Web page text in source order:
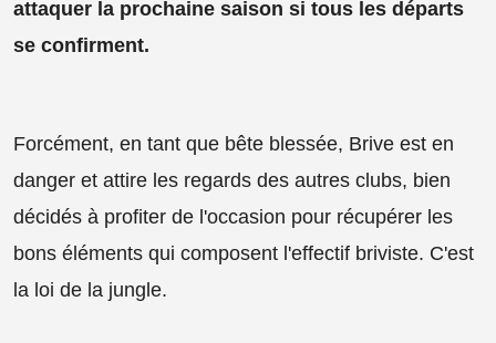
attaquer la prochaine saison si tous les départs
se confirment.
Forcément, en tant que bête blessée, Brive est en
danger et attire les regards des autres clubs, bien
décidés à profiter de l'occasion pour récupérer les
bons éléments qui composent l'effectif briviste. C'est
la loi de la jungle.